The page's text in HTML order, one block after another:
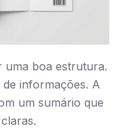
uma boa estrutura.
informações. A
um sumário que